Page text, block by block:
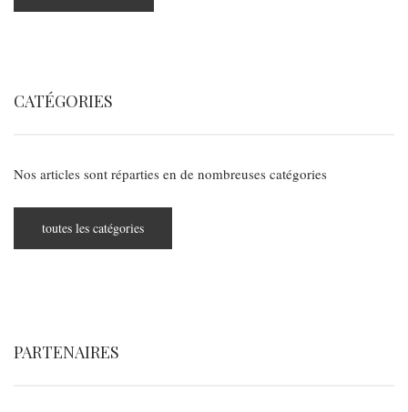
CATÉGORIES
Nos articles sont réparties en de nombreuses catégories
toutes les catégories
PARTENAIRES